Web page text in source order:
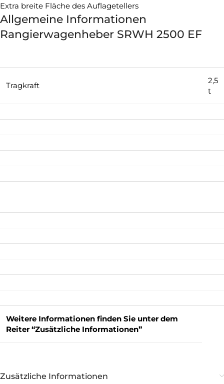
Extra breite Fläche des Auflagetellers
Allgemeine Informationen
Rangierwagenheber SRWH 2500 EF
Tragkraft
2,5
t
Weitere Informationen finden Sie unter dem
Reiter “Zusätzliche Informationen”
Zusätzliche Informationen